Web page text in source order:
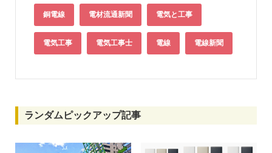
銅電線 電材流通新聞 電気と工事
電気工事 電気工事士 電線 電線新聞
ランダムピックアップ記事